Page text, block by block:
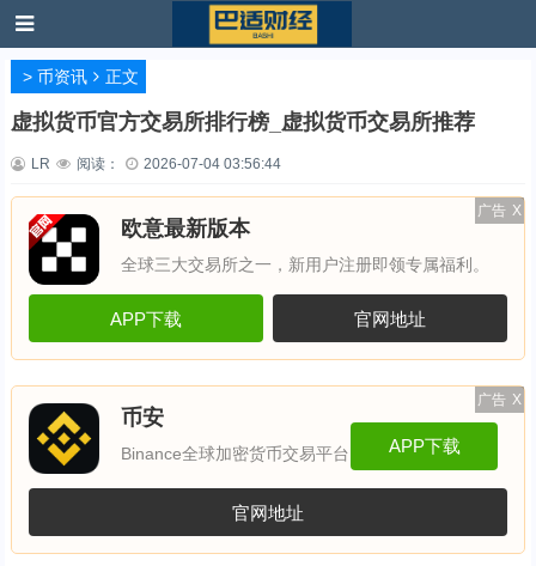
> 币资讯 正文
虚拟货币官方交易所排行榜_虚拟货币交易所推荐
LR 阅读： 2026-07-04 03:56:44
广告 X
欧意最新版本
全球三大交易所之一，新用户注册即领专属福利。
APP下载 官网地址
广告 X
币安
Binance全球加密货币交易平台 APP下载
官网地址